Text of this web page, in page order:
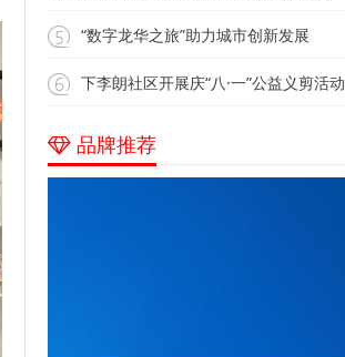
“数字龙华之旅”助力城市创新发展
下李朗社区开展庆“八·一”公益义剪活动
品牌推荐